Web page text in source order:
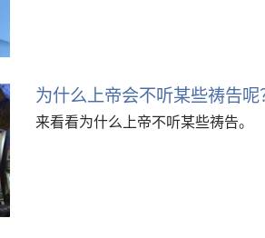
为什么上帝会不听某些祷告呢
来看看为什么上帝不听某些祷告。